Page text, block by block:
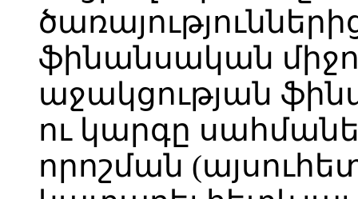
ֆինանսական
աջակցության
ու կարգը
որոշման